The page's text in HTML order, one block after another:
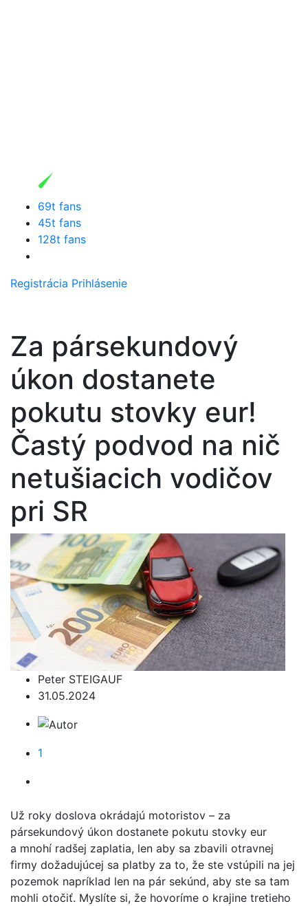
69t fans
45t fans
128t fans
Registrácia Prihlásenie
Za pársekundový
úkon dostanete
pokutu stovky eur!
Častý podvod na nič
netušiacich vodičov
pri SR
Peter STEIGAUF
31.05.2024
1
Už roky doslova okrádajú motoristov – za
pársekundový úkon dostanete pokutu stovky eur
a mnohí radšej zaplatia, len aby sa zbavili otravnej
firmy dožadujúcej sa platby za to, že ste vstúpili na jej
pozemok napríklad len na pár sekúnd, aby ste sa tam
mohli otočiť. Myslíte si, že hovoríme o krajine tretieho